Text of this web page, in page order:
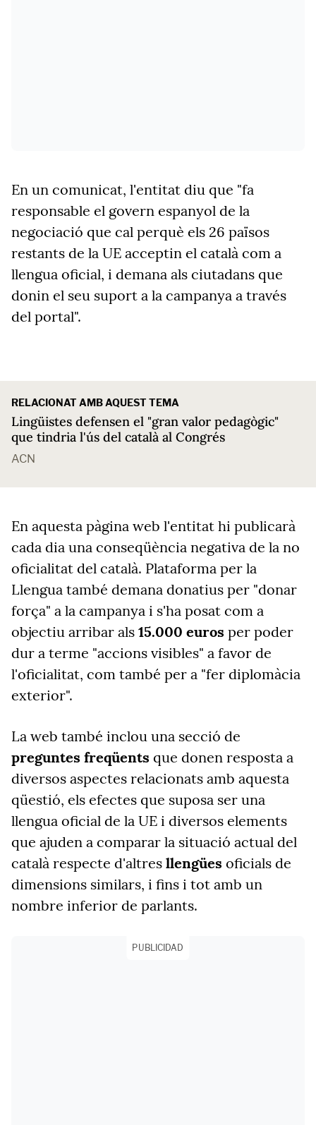
En un comunicat, l'entitat diu que "fa
responsable el govern espanyol de la
negociació que cal perquè els 26 països
restants de la UE acceptin el català com a
llengua oficial, i demana als ciutadans que
donin el seu suport a la campanya a través
del portal".
RELACIONAT AMB AQUEST TEMA
Lingüistes defensen el "gran valor pedagògic"
que tindria l'ús del català al Congrés
ACN
En aquesta pàgina web l'entitat hi publicarà
cada dia una conseqüència negativa de la no
oficialitat del català. Plataforma per la
Llengua també demana donatius per "donar
força" a la campanya i s'ha posat com a
objectiu arribar als 15.000 euros per poder
dur a terme "accions visibles" a favor de
l'oficialitat, com també per a "fer diplomàcia
exterior".
La web també inclou una secció de
preguntes freqüents que donen resposta a
diversos aspectes relacionats amb aquesta
qüestió, els efectes que suposa ser una
llengua oficial de la UE i diversos elements
que ajuden a comparar la situació actual del
català respecte d'altres llengües oficials de
dimensions similars, i fins i tot amb un
nombre inferior de parlants.
PUBLICIDAD